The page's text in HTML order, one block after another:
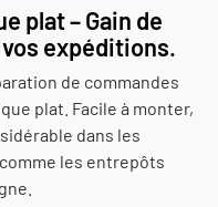
plat – Gain de
expéditions.
de commandes
plat. Facile à monter,
dans les
les entrepôts